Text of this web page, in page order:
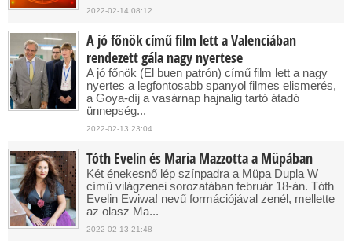
2022-02-14 08:12
A jó főnök című film lett a Valenciában
rendezett gála nagy nyertese
A jó főnök (El buen patrón) című film lett a nagy
nyertes a legfontosabb spanyol filmes elismerés,
a Goya-díj a vasárnap hajnalig tartó átadó
ünnepség...
2022-02-13 23:04
Tóth Evelin és Maria Mazzotta a Müpában
Két énekesnő lép színpadra a Müpa Dupla W
című világzenei sorozatában február 18-án. Tóth
Evelin Ewiwa! nevű formációjával zenél, mellette
az olasz Ma...
2022-02-13 21:48